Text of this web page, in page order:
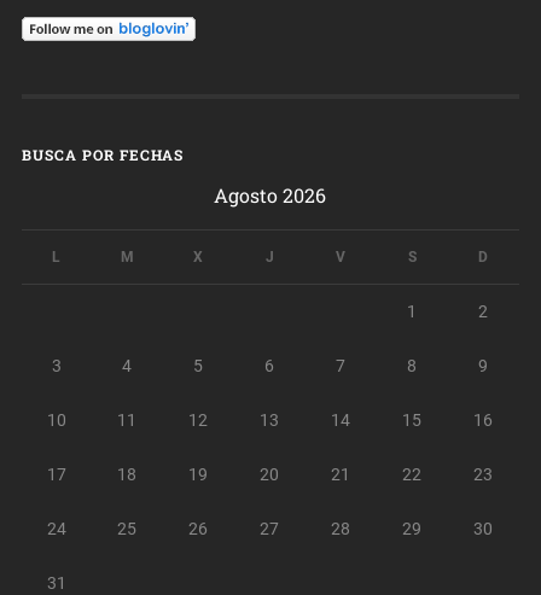
BUSCA POR FECHAS
Agosto 2026
L M X J V S D
1 2
3 4 5 6 7 8 9
10 11 12 13 14 15 16
17 18 19 20 21 22 23
24 25 26 27 28 29 30
31